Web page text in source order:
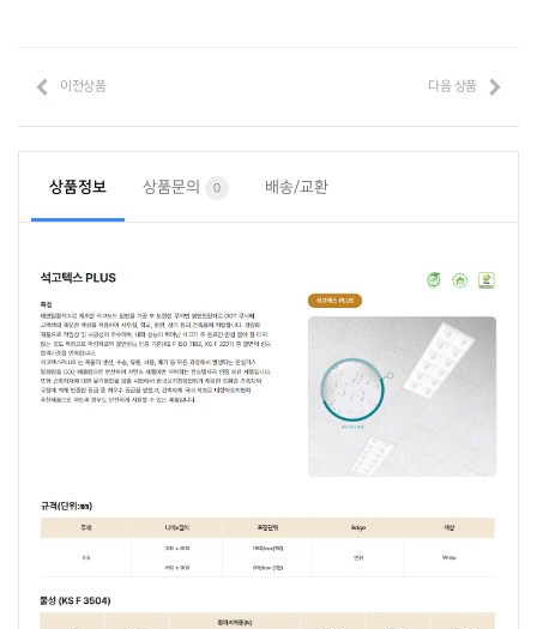
이전상품 다음 상품
상품정보 상품문의 0 배송/교환